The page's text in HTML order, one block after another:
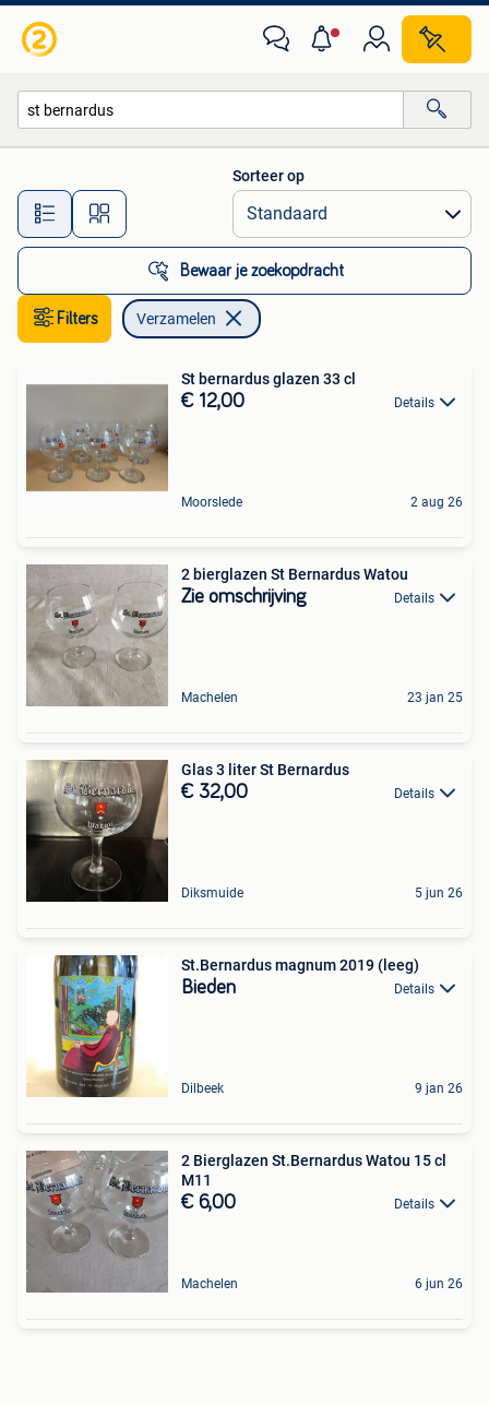
Alle afstanden…
Sorteer op
Bewaar je zoekopdracht
Filters Verzamelen
St bernardus glazen 33 cl
€ 12,00 Details
Moorslede 2 aug 26
2 bierglazen St Bernardus Watou
Zie omschrijving Details
Machelen 23 jan 25
Glas 3 liter St Bernardus
€ 32,00 Details
Diksmuide 5 jun 26
St.Bernardus magnum 2019 (leeg)
Bieden Details
Dilbeek 9 jan 26
2 Bierglazen St.Bernardus Watou 15 cl
M11
€ 6,00 Details
Machelen 6 jun 26